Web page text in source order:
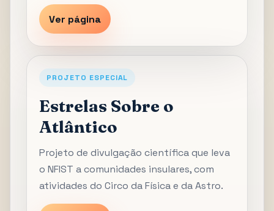
Ver página
PROJETO ESPECIAL
Estrelas Sobre o
Atlântico
Projeto de divulgação científica que leva
o NFIST a comunidades insulares, com
atividades do Circo da Física e da Astro.